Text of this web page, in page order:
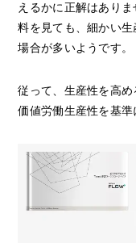
えるかに正解はあり
料を見ても、細かい
場合が多いようです。
従って、生産性を高
価値労働生産性を基準